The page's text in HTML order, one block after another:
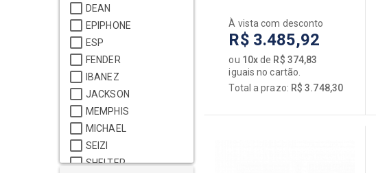
Baixos
Capas / Cases
Encordoamentos
Pedais / Pedaleiras
Transmissores
Cavaquinho
Encordoamentos
Guitalele
[+] Ver todos
DEAN
EPIPHONE
ESP
FENDER
IBANEZ
JACKSON
MEMPHIS
MICHAEL
SEIZI
SHELTER
À vista com desconto
R$ 3.485,92
ou 10xde R$ 374,83
iguais no cartão.
Total a prazo: R$ 3.748,30